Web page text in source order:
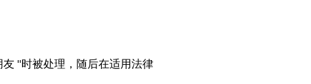
友 "时被处理，随后在适用法律